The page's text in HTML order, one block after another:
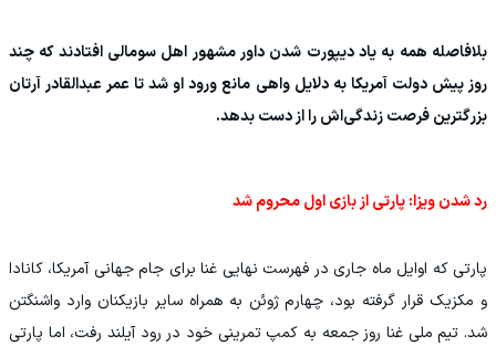
بلافاصله همه به یاد دیپورت شدن داور مشهور اهل سومالی افتادند که چند
روز پیش دولت آمریکا به دلایل واهی مانع ورود او شد تا عمر عبدالقادر آرتان
بزرگترین فرصت زندگی‌اش را از دست بدهد.
رد شدن ویزا: پارتی از بازی اول محروم شد
پارتی که اوایل ماه جاری در فهرست نهایی غنا برای جام جهانی آمریکا، کانادا
و مکزیک قرار گرفته بود، چهارم ژوئن به همراه سایر بازیکنان وارد واشنگتن
شد. تیم ملی غنا روز جمعه به کمپ تمرینی خود در رود آیلند رفت، اما پارتی